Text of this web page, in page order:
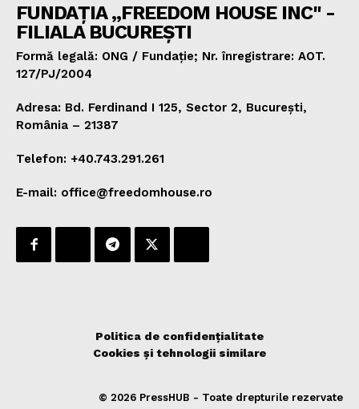
FUNDAȚIA „FREEDOM HOUSE INC" -
FILIALA BUCUREȘTI
Formă legală: ONG / Fundație; Nr. înregistrare: AOT.
127/PJ/2004
Adresa: Bd. Ferdinand I 125, Sector 2, București,
România – 21387
Telefon: +40.743.291.261
E-mail: office@freedomhouse.ro
Politica de confidențialitate
Cookies și tehnologii similare
© 2026 PressHUB - Toate drepturile rezervate